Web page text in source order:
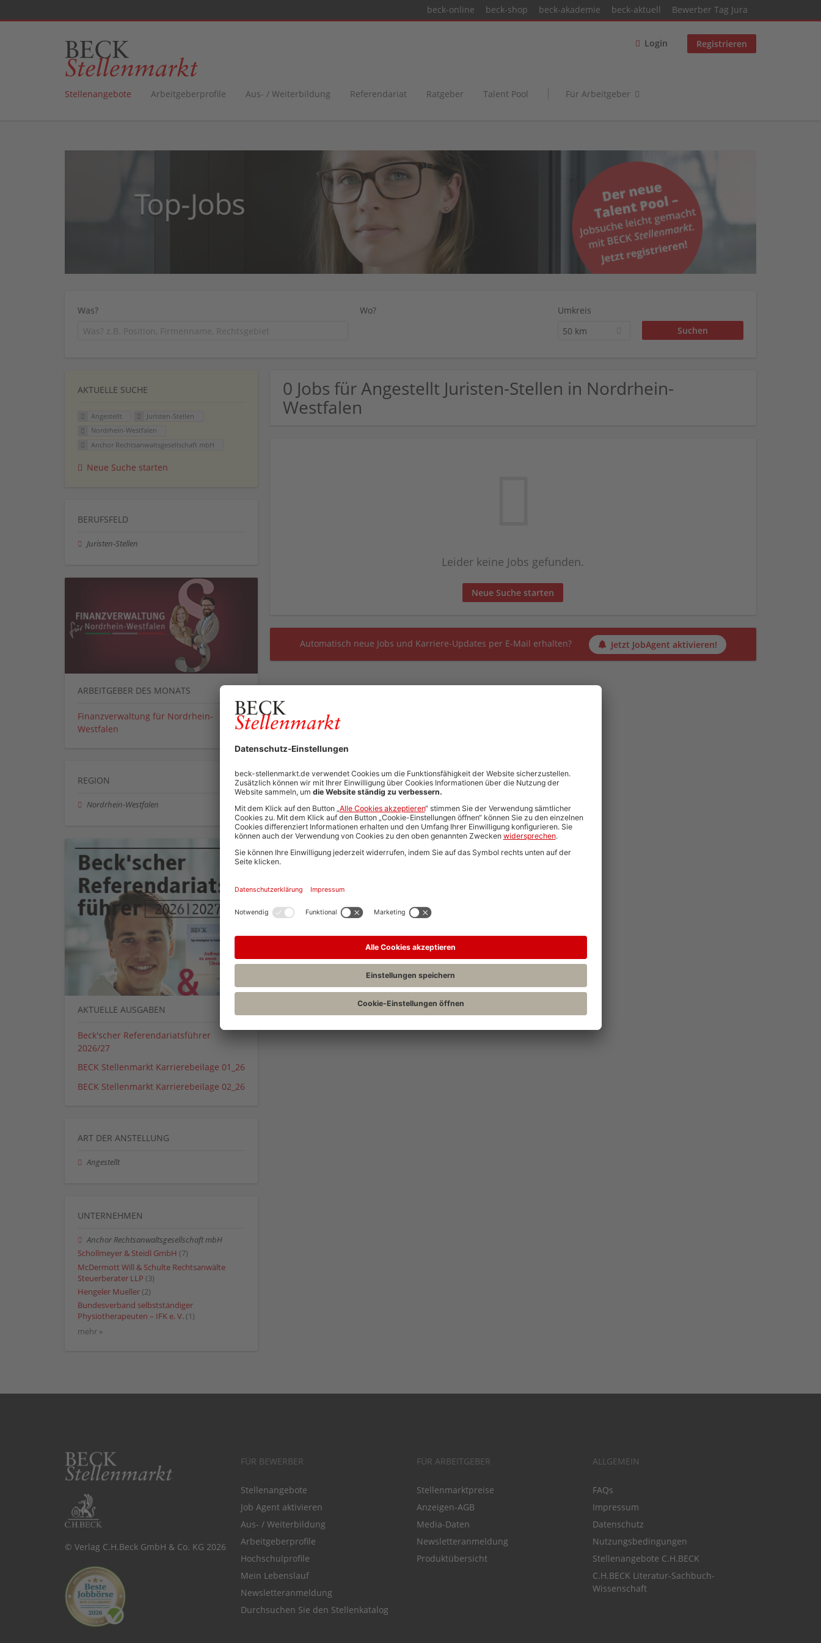
beck-online beck-shop beck-akademie beck-aktuell Bewerber Tag Jura
Login Registrieren
Stellenangebote Arbeitgeberprofile Aus- / Weiterbildung Referendariat Ratgeber Talent Pool Für Arbeitgeber
Was? Wo?
Umkreis
50 km
0 Jobs für Angestellt Juristen-Stellen in Nordrhein-
Westfalen
Leider keine Jobs gefunden.
Neue Suche starten
Automatisch neue Jobs und Karriere-Updates per E-Mail erhalten? Jetzt JobAgent aktivieren!
AKTUELLE SUCHE
Angestellt
Juristen-Stellen
Nordrhein-Westfalen
Anchor Rechtsanwaltsgesellschaft mbH
Neue Suche starten
BERUFSFELD
Juristen-Stellen
ARBEITGEBER DES MONATS
Finanzverwaltung für Nordrhein-
Westfalen
REGION
Nordrhein-Westfalen
AKTUELLE AUSGABEN
Beck'scher Referendariatsführer
2026/27
BECK Stellenmarkt Karrierebeilage 01_26
BECK Stellenmarkt Karrierebeilage 02_26
ART DER ANSTELLUNG
Angestellt
UNTERNEHMEN
Anchor Rechtsanwaltsgesellschaft mbH
Schollmeyer & Steidl GmbH (7)
McDermott Will & Schulte Rechtsanwälte
Steuerberater LLP (3)
Hengeler Mueller (2)
Bundesverband selbstständiger
Physiotherapeuten – IFK e. V. (1)
mehr »
© Verlag C.H.Beck GmbH & Co. KG 2026
FÜR BEWERBER
Stellenangebote
Job Agent aktivieren
Aus- / Weiterbildung
Arbeitgeberprofile
Hochschulprofile
Mein Lebenslauf
Newsletteranmeldung
Durchsuchen Sie den Stellenkatalog
FÜR ARBEITGEBER
Stellenmarktpreise
Anzeigen-AGB
Media-Daten
Newsletteranmeldung
Produktübersicht
ALLGEMEIN
FAQs
Impressum
Datenschutz
Nutzungsbedingungen
Stellenangebote C.H.BECK
C.H.BECK Literatur-Sachbuch-
Wissenschaft